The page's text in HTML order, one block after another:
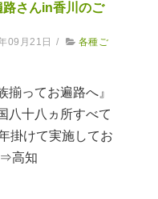
さんin香川のご
09月21日 /
各種ご
揃ってお遍路へ』
八十八ヵ所すべて
掛けて実施してお
⇒高知